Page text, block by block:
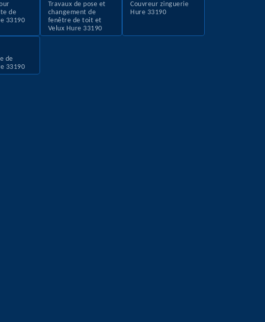
de
33190
Travaux de pose et
changement de
fenêtre de toit et
Velux Hure 33190
Couvreur zinguerie
Hure 33190
de
33190